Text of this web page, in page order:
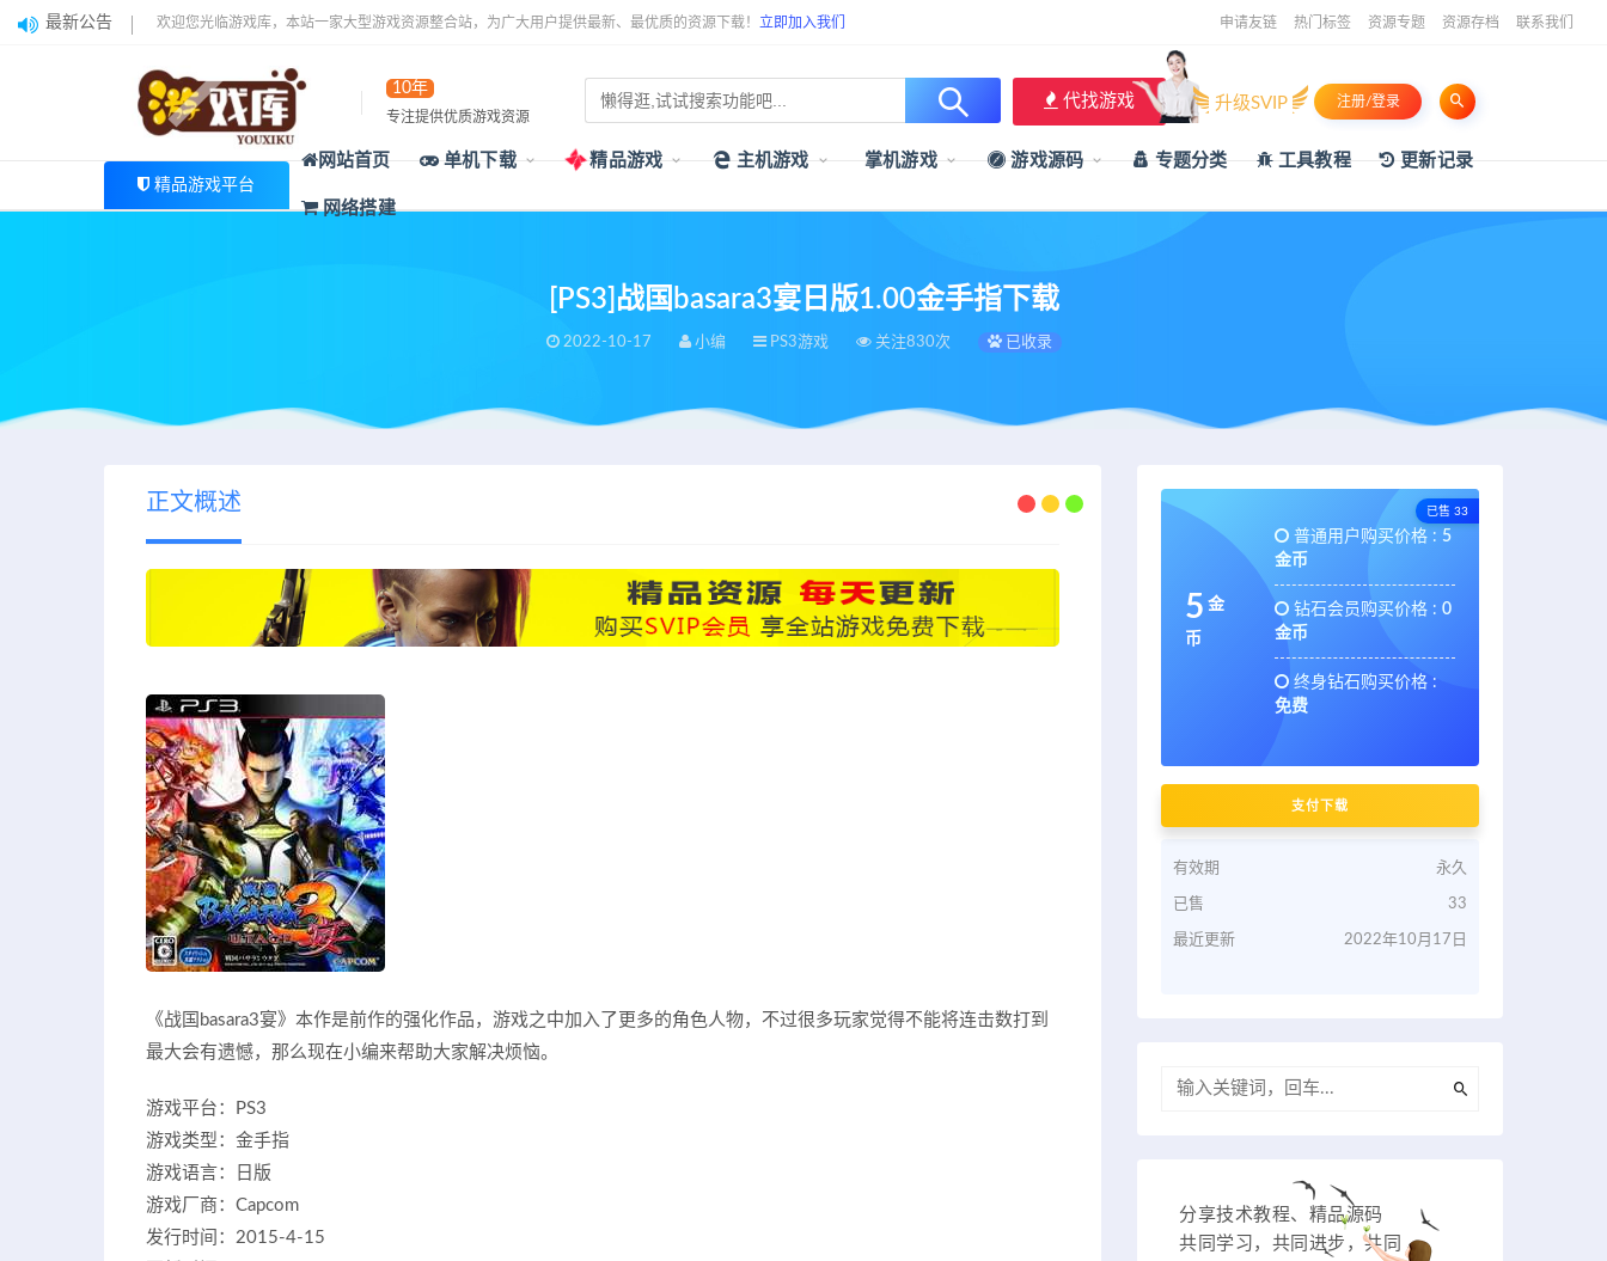
最新公告 欢迎您光临游戏库，本站一家大型游戏资源整合站，为广大用户提供最新、最优质的资源下载！ 立即加入我们 申请友链 热门标签 资源专题 资源存档 联系我们
10年
专注提供优质游戏资源
代找游戏 升级SVIP 注册/登录
精品游戏平台
网站首页 单机下载 精品游戏 主机游戏 掌机游戏 游戏源码 专题分类 工具教程 更新记录
网络搭建
[PS3]战国basara3宴日版1.00金手指下载
2022-10-17 小编 PS3游戏 关注830次 已收录
正文概述
《战国basara3宴》本作是前作的强化作品，游戏之中加入了更多的角色人物，不过很多玩家觉得不能将连击数打到
最大会有遗憾，那么现在小编来帮助大家解决烦恼。
游戏平台：PS3
游戏类型：金手指
游戏语言：日版
游戏厂商：Capcom
发行时间：2015-4-15
已售 33
5 金
币
普通用户购买价格 : 5
金币
钻石会员购买价格 : 0
金币
终身钻石购买价格 :
免费
支付下载
有效期 永久
已售 33
最近更新 2022年10月17日
分享技术教程、精品源码
共同学习，共同进步，共同